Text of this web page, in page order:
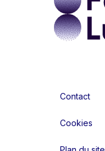
Contact
Cookies